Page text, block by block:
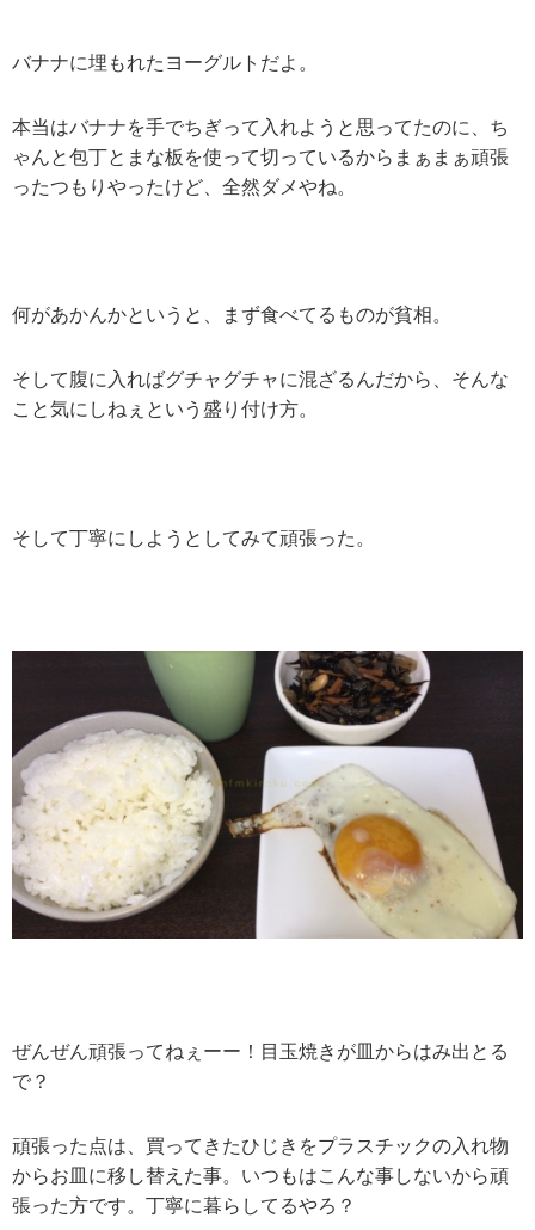
バナナに埋もれたヨーグルトだよ。
本当はバナナを手でちぎって入れようと思ってたのに、ち
ゃんと包丁とまな板を使って切っているからまぁまぁ頑張
ったつもりやったけど、全然ダメやね。
何があかんかというと、まず食べてるものが貧相。
そして腹に入ればグチャグチャに混ざるんだから、そんな
こと気にしねぇという盛り付け方。
そして丁寧にしようとしてみて頑張った。
ぜんぜん頑張ってねぇーー！目玉焼きが皿からはみ出とる
で？
頑張った点は、買ってきたひじきをプラスチックの入れ物
からお皿に移し替えた事。いつもはこんな事しないから頑
張った方です。丁寧に暮らしてるやろ？